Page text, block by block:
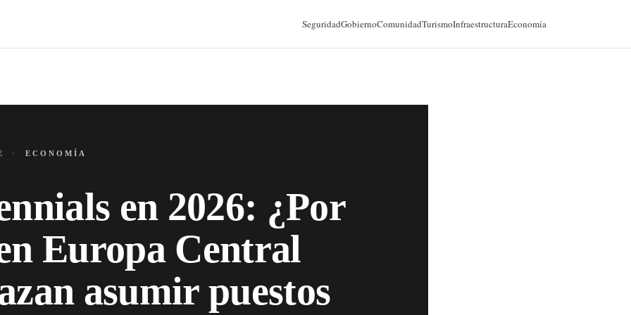
SeguridadGobiernoComunidadTurismoInfraestructuraEconomía
· ECONOMÍA
en 2026: ¿Por
Europa Central
asumir puestos